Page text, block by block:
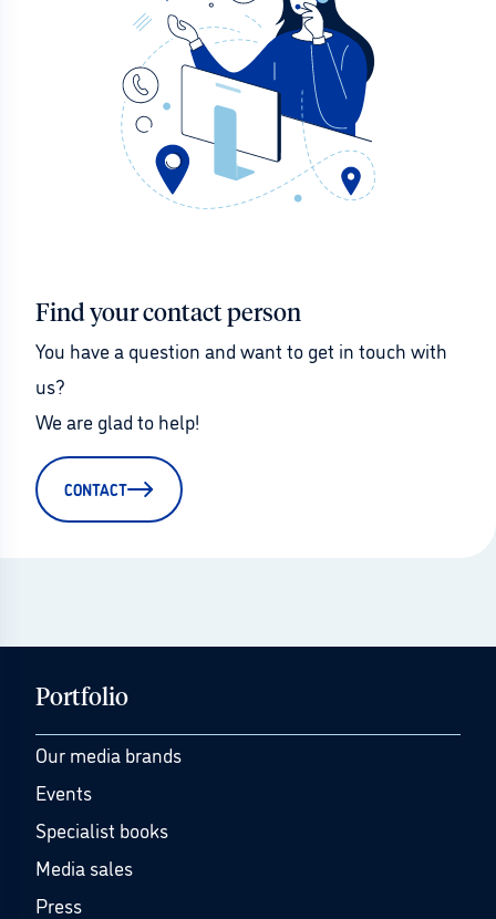
Find your contact person
You have a question and want to get in touch with
us?
We are glad to help!
CONTACT
Portfolio
Our media brands
Events
Specialist books
Media sales
Press